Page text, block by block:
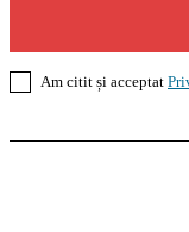
Am citit și acceptat